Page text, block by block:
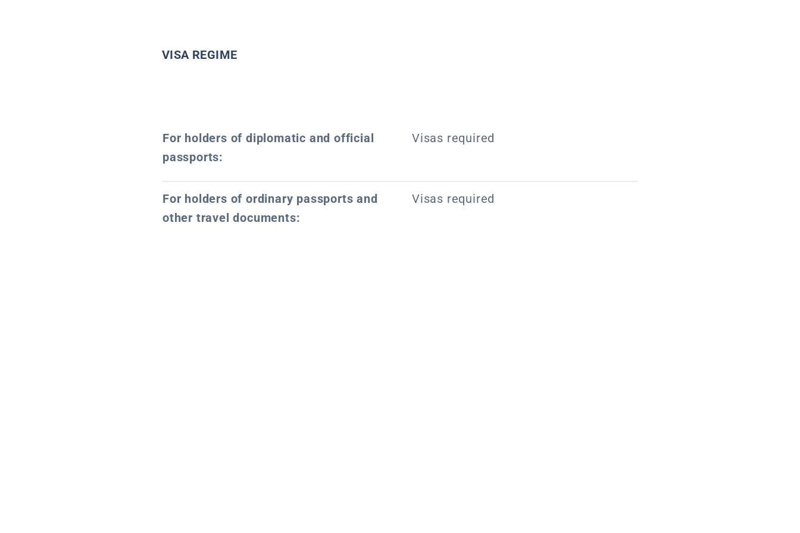
VISA REGIME
For holders of diplomatic and official
passports:
Visas required
For holders of ordinary passports and
other travel documents:
Visas required